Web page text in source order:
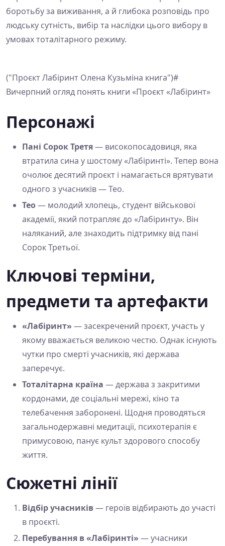
боротьбу за виживання, а й глибока розповідь про
людську сутність, вибір та наслідки цього вибору в
умовах тоталітарного режиму.
("Проєкт Лабіринт Олена Кузьміна книга")#
Вичерпний огляд понять книги «Проєкт «Лабіринт»
Персонажі
Пані Сорок Третя— високопосадовиця, яка
втратила сина у шостому «Лабіринті». Тепер вона
очолює десятий проєкт і намагається врятувати
одного з учасників — Тео.
Тео— молодий хлопець, студент військової
академії, який потрапляє до «Лабіринту». Він
наляканий, але знаходить підтримку від пані
Сорок Третьої.
Ключові терміни,
предмети та артефакти
«Лабіринт» — засекречений проєкт, участь у
якому вважається великою честю. Однак існують
чутки про смерті учасників, які держава
заперечує.
Тоталітарна країна — держава з закритими
кордонами, де соціальні мережі, кіно та
телебачення заборонені. Щодня проводяться
загальнодержавні медитації, психотерапія є
примусовою, панує культ здорового способу
життя.
Сюжетні лінії
Відбір учасників— героїв відбирають до участі
в проєкті.
Перебування в «Лабіринті» — учасники